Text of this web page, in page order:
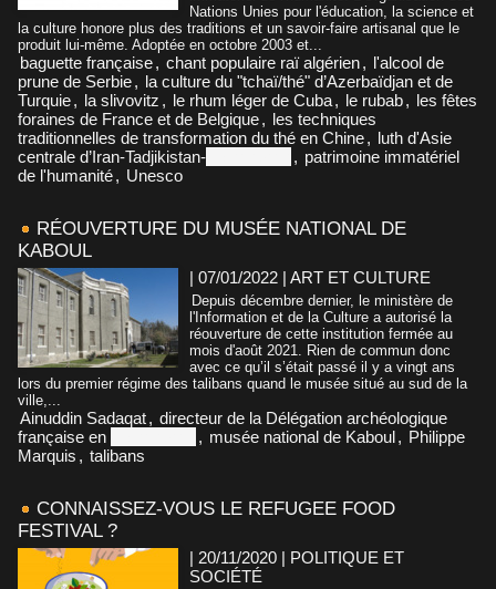
Nations Unies pour l'éducation, la science et
la culture honore plus des traditions et un savoir-faire artisanal que le
produit lui-même. Adoptée en octobre 2003 et...
baguette française, chant populaire raï algérien, l'alcool de
prune de Serbie, la culture du "tchaï/thé" d’Azerbaïdjan et de
Turquie, la slivovitz , le rhum léger de Cuba, le rubab, les fêtes
foraines de France et de Belgique, les techniques
traditionnelles de transformation du thé en Chine, luth d'Asie
centrale d’Iran-Tadjikistan-
, patrimoine immatériel
de l'humanité, Unesco
RÉOUVERTURE DU MUSÉE NATIONAL DE
KABOUL
| 07/01/2022 | ART ET CULTURE
Depuis décembre dernier, le ministère de
l'Information et de la Culture a autorisé la
réouverture de cette institution fermée au
mois d'août 2021. Rien de commun donc
avec ce qu’il s’était passé il y a vingt ans
lors du premier régime des talibans quand le musée situé au sud de la
ville,...
Ainuddin Sadaqat, directeur de la Délégation archéologique
française en
, musée national de Kaboul, Philippe
Marquis , talibans
CONNAISSEZ-VOUS LE REFUGEE FOOD
FESTIVAL ?
| 20/11/2020 | POLITIQUE ET
SOCIÉTÉ